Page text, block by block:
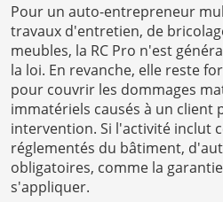
Pour un auto-entrepreneur
travaux d'entretien, de
meubles, la RC Pro n'est
la loi. En revanche, elle reste
pour couvrir les dommages
immatériels causés à un client
intervention. Si l'activité inclut
réglementés du bâtiment,
obligatoires, comme la
s'appliquer.